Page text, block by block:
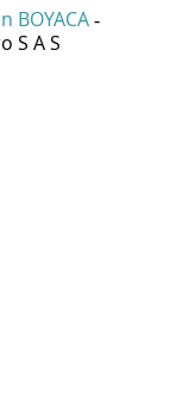
BOYACA -
S A S